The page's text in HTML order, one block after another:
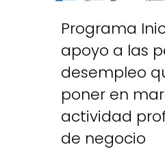
Programa
apoyo a las
desempleo
poner en
actividad
de negocio